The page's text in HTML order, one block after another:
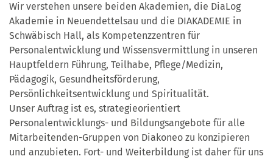
Wir verstehen unsere beiden Akademien, die DiaLog
Akademie in Neuendettelsau und die DIAKADEMIE in
Schwäbisch Hall, als Kompetenzzentren für
Personalentwicklung und Wissensvermittlung in unseren
Hauptfeldern Führung, Teilhabe, Pflege/Medizin,
Pädagogik, Gesundheitsförderung,
Persönlichkeitsentwicklung und Spiritualität.
Unser Auftrag ist es, strategieorientiert
Personalentwicklungs- und Bildungsangebote für alle
Mitarbeitenden-Gruppen von Diakoneo zu konzipieren
und anzubieten. Fort- und Weiterbildung ist daher für uns